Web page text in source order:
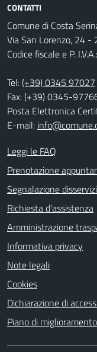
CONTATTI
Comune di Costa
Via San Lorenzo, 24 -
Codice fiscale e P.
Tel:(+39) 0345 97027
Fax: (+39) 0345-
Posta Elettronica
E-mail:
Leggi le FAQ
Prenotazione
Segnalazione
Richiesta d'assistenza
Amministrazione
Informativa privacy
Note legali
Cookies
Dichiarazione di
Piano di